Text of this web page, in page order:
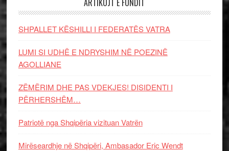
ARTIKUJT E FUNDIT
SHPALLET KËSHILLI I FEDERATËS VATRA
LUMI SI UDHË E NDRYSHIM NË POEZINË
AGOLLIANE
ZËMËRIM DHE PAS VDEKJES! DISIDENTI I
PËRHERSHËM…
Patriotë nga Shqipëria vizituan Vatrën
Mirëseardhje në Shqipëri, Ambasador Eric Wendt